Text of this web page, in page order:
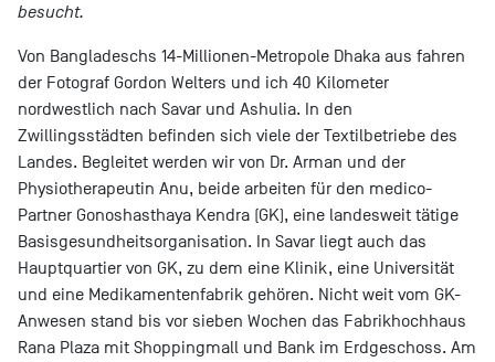
besucht.
Von Bangladeschs 14-Millionen-Metropole Dhaka aus fahren
der Fotograf Gordon Welters und ich 40 Kilometer
nordwestlich nach Savar und Ashulia. In den
Zwillingsstädten befinden sich viele der Textilbetriebe des
Landes. Begleitet werden wir von Dr. Arman und der
Physiotherapeutin Anu, beide arbeiten für den medico-
Partner Gonoshasthaya Kendra (GK), eine landesweit tätige
Basisgesundheitsorganisation. In Savar liegt auch das
Hauptquartier von GK, zu dem eine Klinik, eine Universität
und eine Medikamentenfabrik gehören. Nicht weit vom GK-
Anwesen stand bis vor sieben Wochen das Fabrikhochhaus
Rana Plaza mit Shoppingmall und Bank im Erdgeschoss. Am